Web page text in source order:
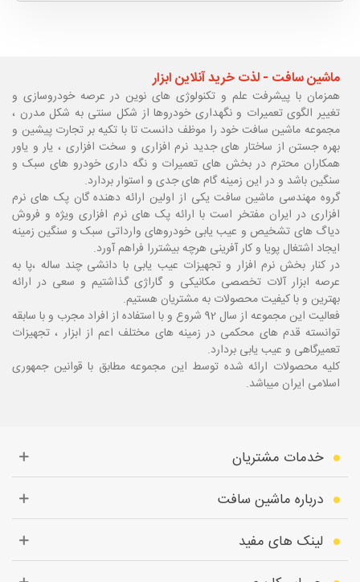
ماشین سافت - لذت خرید آنلاین ابزار
همزمان با پیشرفت علم و تکنولوژی های نوین در عرصه خودروسازی و
تغییر الگوی تعمیرات و نگهداری خودروها از شکل سنتی به شکل مدرن ،
مجموعه ماشین سافت خود را موظف دانست تا با تکیه بر تجارت پیشین و
بهره جستن از ساختار های جدید نرم افزاری و سخت افزاری ، یار و یاور
همکاران محترم در بخش های تعمیرات و نگه داری خودرو های سبک و
سنگین باشد و در این زمینه گام های جدی و استوار بردارد.
گروه مهندسی ماشین سافت یکی از اولین ارائه دهنده گان پک های نرم
افزاری در ایران مفتخر است با ارائه پک های نرم افزاری ویژه و فروش
دیاگ های تشخیص و عیب یابی خودروهای وارداتی سبک و سنگین زمینه
ایجاد اشتغال پویا و کار آفرینی هرچه بیشتررا فراهم آورد.
در کنار بخش نرم افزار و تجهیزات عیب یابی با دانشی چند ساله ،پا به
عرصه ابزار آلات تخصصی مکانیکی و گاراژی گذاشتیم و سعی در ارائه
بهترین و با کیفیت محصولات به مشتریان هستیم.
فعالیت این مجموعه از سال 92 شروع و با استفاده از افراد مجرب و با سابقه
توانسته قدم های محکمی در زمینه های مختلف اعم از ابزار ، تجهیزات
تعمیرگاهی و عیب یابی بردارد.
کلیه محصولات ارائه شده توسط این مجموعه مطابق با قوانین جمهوری
اسلامی ایران میباشد.
خدمات مشتریان
درباره ماشین سافت
لینک های مفید